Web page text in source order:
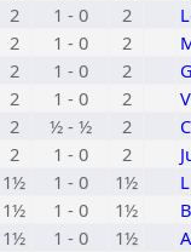
2 1 - 0 2
2 1 - 0 2
2 1 - 0 2
2 1 - 0 2
2 ½ - ½ 2
2 1 - 0 2
1½ 1 - 0 1½
1½ 1 - 0 1½
1½ 1 - 0 1½